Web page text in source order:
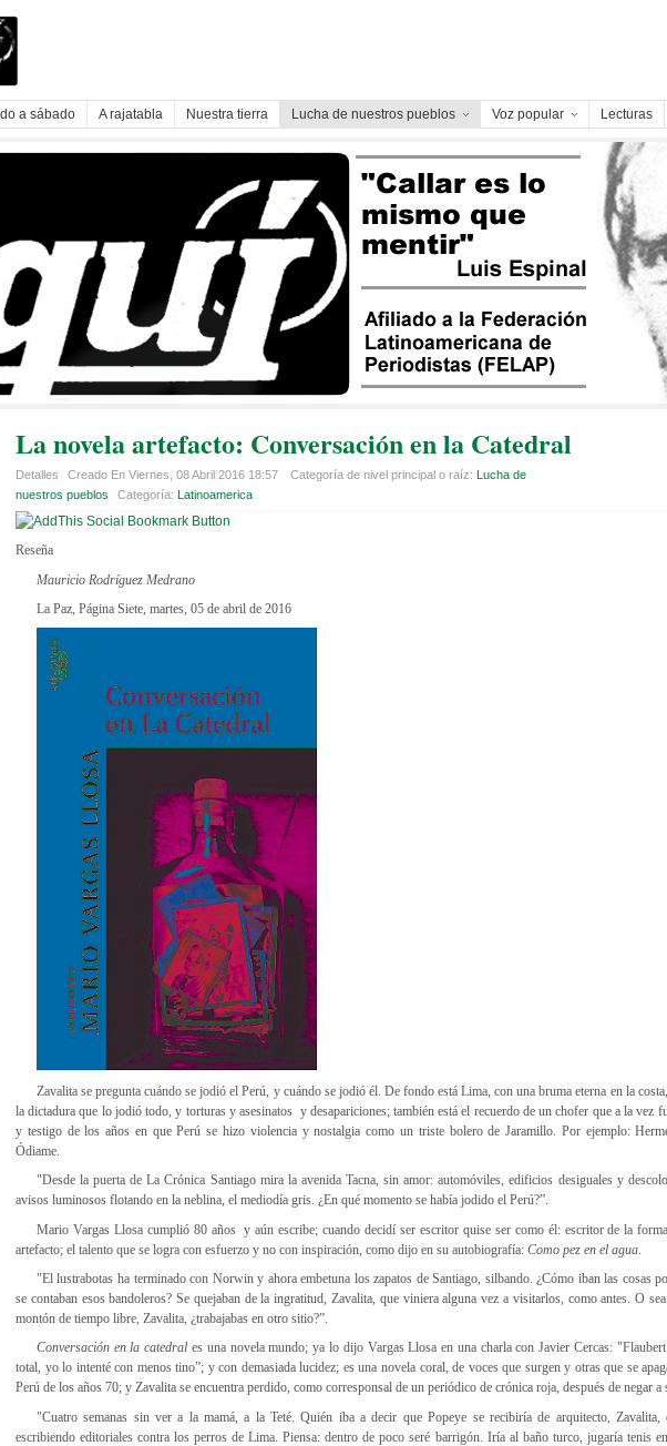
a sábado A rajatabla Nuestra tierra Lucha de nuestros pueblos Voz popular Lecturas
La novela artefacto: Conversación en la Catedral
Detalles Creado En Viernes, 08 Abril 2016 18:57 Categoría de nivel principal o raíz: Lucha de
nuestros pueblos
Categoría: Latinoamerica
Reseña
Mauricio Rodríguez Medrano
La Paz, Página Siete, martes, 05 de abril de 2016
Zavalita se pregunta cuándo se jodió el Perú, y cuándo se jodió él. De fondo está Lima, con una bruma eterna en la
la dictadura que lo jodió todo, y torturas y asesinatos y desapariciones; también está el recuerdo de un chofer que a la vez
y testigo de los años en que Perú se hizo violencia y nostalgia como un triste bolero de Jaramillo. Por ejemplo:
Ódiame.
"Desde la puerta de La Crónica Santiago mira la avenida Tacna, sin amor: automóviles, edificios desiguales y
avisos luminosos flotando en la neblina, el mediodía gris. ¿En qué momento se había jodido el Perú?”.
Mario Vargas Llosa cumplió 80 años y aún escribe; cuando decidí ser escritor quise ser como él: escritor de la
artefacto; el talento que se logra con esfuerzo y no con inspiración, como dijo en su autobiografía: Como pez en el agua
"El lustrabotas ha terminado con Norwin y ahora embetuna los zapatos de Santiago, silbando. ¿Cómo iban las cosas
se contaban esos bandoleros? Se quejaban de la ingratitud, Zavalita, que viniera alguna vez a visitarlos, como antes. O
montón de tiempo libre, Zavalita, ¿trabajabas en otro sitio?”.
Conversación en la catedral es una novela mundo; ya lo dijo Vargas Llosa en una charla con Javier Cercas:
total, yo lo intenté con menos tino”; y con demasiada lucidez; es una novela coral, de voces que surgen y otras que se
Perú de los años 70; y Zavalita se encuentra perdido, como corresponsal de un periódico de crónica roja, después de negar a
"Cuatro semanas sin ver a la mamá, a la Teté. Quién iba a decir que Popeye se recibiría de arquitecto, Zavalita,
escribiendo editoriales contra los perros de Lima. Piensa: dentro de poco seré barrigón. Iría al baño turco, jugaría tenis